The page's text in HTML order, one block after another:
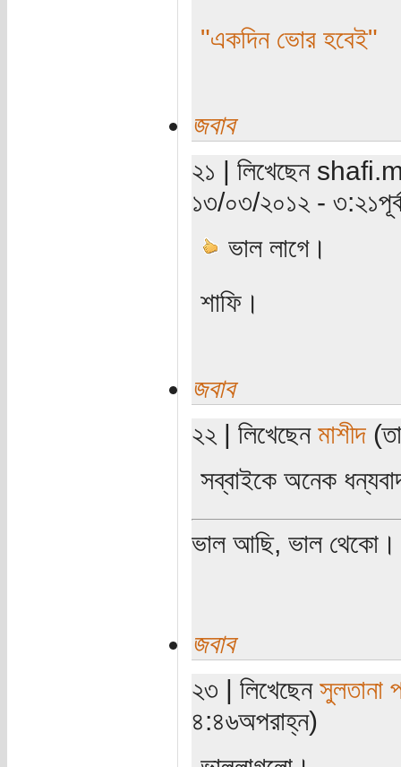
"একদিন ভোর হবেই"
জবাব
২১ | লিখেছেন shafi.m
১৩/০৩/২০১২ -
ভাল লাগে।
শাফি।
জবাব
২২ | লিখেছেন মাশীদ
সব্বাইকে অনেক
ভাল আছি, ভাল থেকো।
জবাব
২৩ | লিখেছেন সুলতানা
৪:৪৬অপরাহ্ন)